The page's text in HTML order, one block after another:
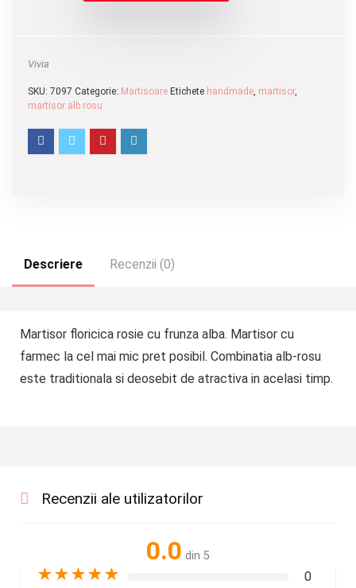
Vivia
SKU: 7097 Categorie: Martisoare Etichete handmade, martisor,
martisor alb rosu
Descriere Recenzii (0)
Martisor floricica rosie cu frunza alba. Martisor cu
farmec la cel mai mic pret posibil. Combinatia alb-rosu
este traditionala si deosebit de atractiva in acelasi timp.
Recenzii ale utilizatorilor
0.0 din 5
★★★★★ 0